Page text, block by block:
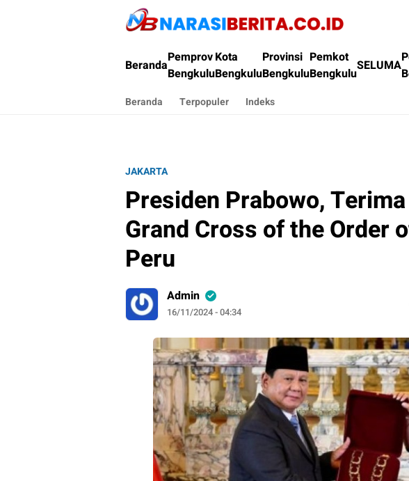
Narasi Berita
BerandaPemprov
Bengkulu
Kota
Bengkulu
Provinsi
Bengkulu
Pemkot
BengkuluSELUMA
Beranda Terpopuler Indeks
JAKARTA
Presiden Prabowo,
Grand Cross of the Order
Peru
Admin
16/11/2024 - 04:34